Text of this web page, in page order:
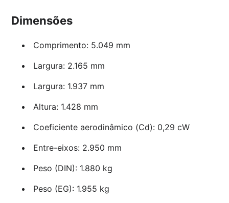
Dimensões
Comprimento: 5.049 mm
Largura: 2.165 mm
Largura: 1.937 mm
Altura: 1.428 mm
Coeficiente aerodinâmico (Cd): 0,29 cW
Entre-eixos: 2.950 mm
Peso (DIN): 1.880 kg
Peso (EG): 1.955 kg